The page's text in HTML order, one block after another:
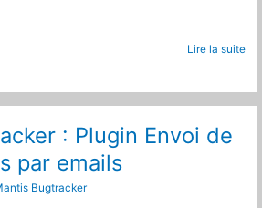
Lire la suite
: Plugin Envoi de
par emails
Bugtracker